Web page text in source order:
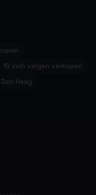
19 inch velgen verkopen
Haag